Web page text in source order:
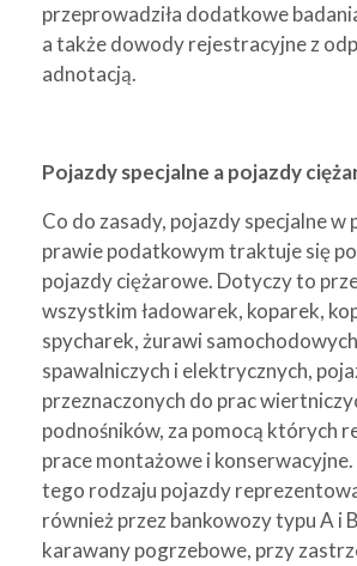
przeprowadziła dodatkowe
a także dowody rejestracyjne z
adnotacją.
Pojazdy specjalne a pojazdy
Co do zasady, pojazdy specjalne w
prawie podatkowym traktuje się
pojazdy ciężarowe. Dotyczy to
wszystkim ładowarek, koparek,
spycharek, żurawi
spawalniczych i elektrycznych,
przeznaczonych do prac
podnośników, za pomocą których
prace montażowe i
tego rodzaju pojazdy
również przez bankowozy typu A i
karawany pogrzebowe, przy